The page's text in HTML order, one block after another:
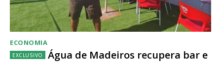
ECONOMIA
Água de Madeiros recupera bar e